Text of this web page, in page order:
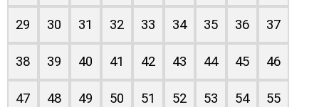
29 30 31 32 33 34 35 36 37
38 39 40 41 42 43 44 45 46
47 48 49 50 51 52 53 54 55